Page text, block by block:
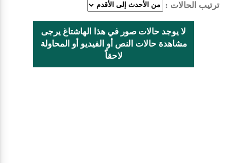
ترتيب الحالات :
لا يوجد حالات صور في هذا الهاشتاغ يرجى
مشاهدة حالات النص أو الفيديو أو المحاولة
لاحقاًً